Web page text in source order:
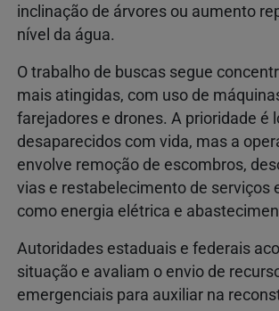
inclinação de árvores ou aumento
nível da água.
O trabalho de buscas segue
mais atingidas, com uso de
farejadores e drones. A prioridade é
desaparecidos com vida, mas a
envolve remoção de escombros,
vias e restabelecimento de serviços
como energia elétrica e
Autoridades estaduais e federais
situação e avaliam o envio de
emergenciais para auxiliar na